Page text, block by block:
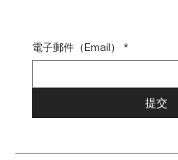
電子郵件（Email） *
提交